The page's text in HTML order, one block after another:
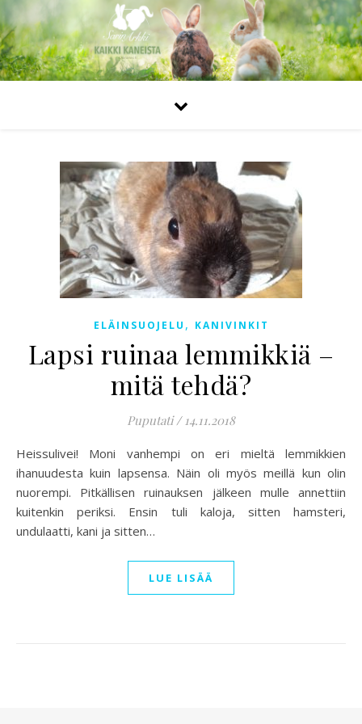
ELÄINSUOJELU , KANIVINKIT
Lapsi ruinaa lemmikkiä –
mitä tehdä?
Puputati / 14.11.2018
Heissulivei! Moni vanhempi on eri mieltä lemmikkien
ihanuudesta kuin lapsensa. Näin oli myös meillä kun olin
nuorempi. Pitkällisen ruinauksen jälkeen mulle annettiin
kuitenkin periksi. Ensin tuli kaloja, sitten hamsteri,
undulaatti, kani ja sitten…
LUE LISÄÄ